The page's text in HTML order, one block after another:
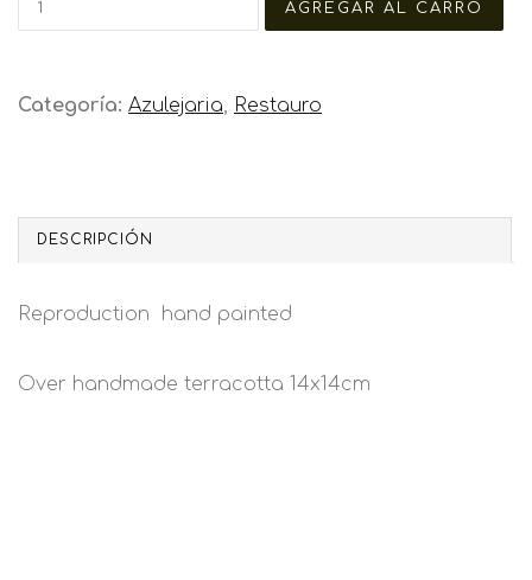
Categoría: Azulejaria, Restauro
DESCRIPCIÓN
Reproduction hand painted
Over handmade terracotta 14x14cm